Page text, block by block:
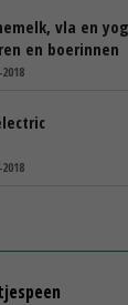
vla en
en boerinnen